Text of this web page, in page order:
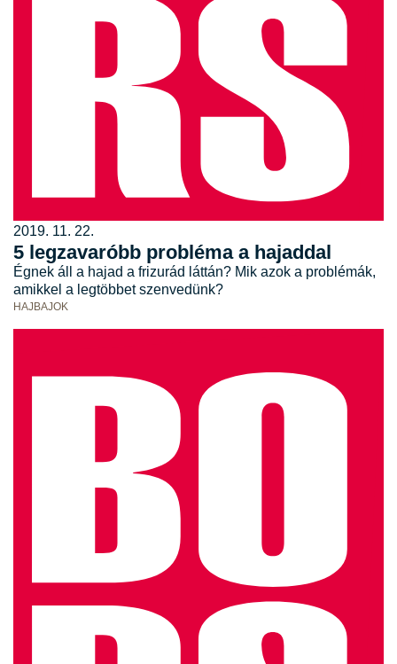
2019. 11. 22.
5 legzavaróbb probléma a hajaddal
Égnek áll a hajad a frizurád láttán? Mik azok a problémák,
amikkel a legtöbbet szenvedünk?
HAJBAJOK